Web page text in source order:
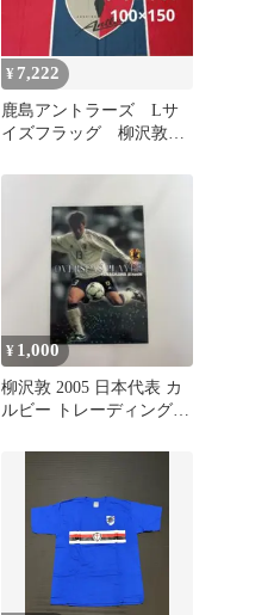
¥ 7,222
鹿島アントラーズ Lサ
イズフラッグ 柳沢敦サ
¥ 1,000
柳沢敦 2005 日本代表 カ
ルビー トレーディングカ